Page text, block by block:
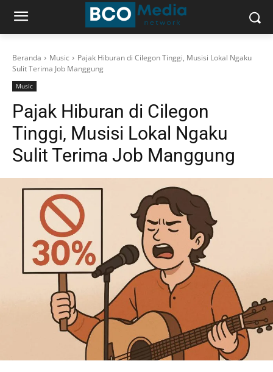
Beranda Music
Pajak Hiburan di Cilegon Tinggi, Musisi Lokal Ngaku
Sulit Terima Job Manggung
Music
Pajak Hiburan di Cilegon
Tinggi, Musisi Lokal Ngaku
Sulit Terima Job Manggung